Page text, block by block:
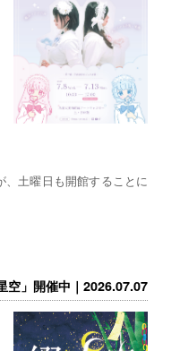
土曜日も開館することに
空」開催中｜2026.07.07